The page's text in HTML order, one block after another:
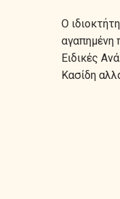
Ο
αγαπημένη
Ειδικές
Κασίδη